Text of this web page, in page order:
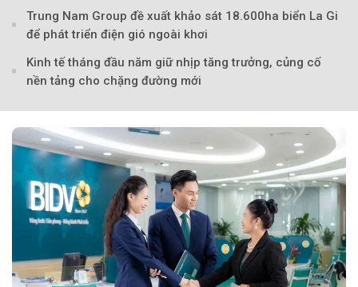
Theo Sở hữu trí
Trung Nam Group đề xuất khảo sát 18.600ha biển La Gi
để phát triển điện gió ngoài khơi
Kinh tế tháng đầu năm giữ nhịp tăng trưởng, củng cố
nền tảng cho chặng đường mới